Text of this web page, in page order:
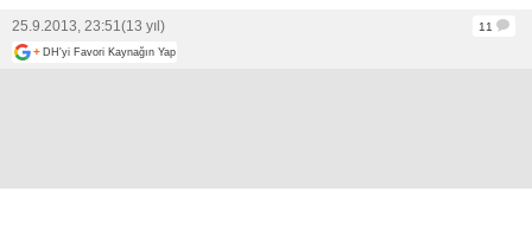
25.9.2013, 23:51(13 yıl)
11
+ DH'yi Favori Kaynağın Yap